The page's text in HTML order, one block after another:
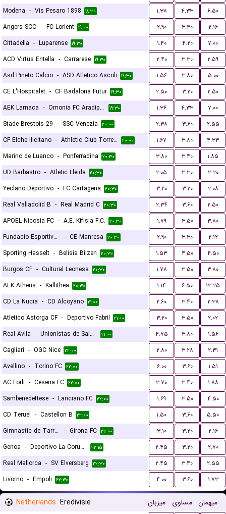
Modena - Vis Pesaro 1898 ۱۸:۳۰ ۱.۳۸ ۴.۳۳
۶.۵۰
Angers SCO - FC Lorient ۱۹:۰۰ ۲.۹۰ ۳.۴۰
۲.۱۶
Cittadella - Luparense ۱۹:۳۰ ۱.۴۰ ۴.۲۰
۷.۰۰
ACD Virtus Entella - Carrarese ۱۹:۳۰ ۲.۴۰ ۳.۳۰
۲.۵۹
Asd Pineto Calcio - ASD Atletico Ascoli ۱۹:۳۰ ۱.۵۶ ۳.۸۰
۵.۰۰
CE L'Hospitalet - CF Badalona Futur ۱۹:۳۰ ۲.۵۰ ۳.۲۰
۲.۵۰
AEK Larnaca - Omonia FC Aradippou ۱۹:۳۰ ۱.۳۶ ۴.۳۳
۷.۰۰
Stade Brestois 29 - SSC Venezia ۲۰:۰۰ ۲.۳۸ ۳.۶۰
۲.۵۵
CF Elche Ilicitano - Athletic Club Torrellano ۲۰:۰۰ ۱.۶۷ ۳.۸۰
۴.۳۳
Marino de Luanco - Ponferradina ۲۰:۳۰ ۳.۸۰ ۳.۴۰
۱.۸۵
UD Barbastro - Atletic Lleida ۲۰:۳۰ ۲.۰۵ ۳.۳۰
۳.۲۰
Yeclano Deportivo - FC Cartagena ۲۰:۳۰ ۳.۲۰ ۳.۲۰
۲.۰۸
Real Valladolid B - Real Madrid C ۲۰:۳۰ ۲.۳۴ ۳.۶۰
۲.۵۰
APOEL Nicosia FC - A.E. Kifisia F.C. ۲۰:۳۰ ۱.۷۹ ۳.۵۰
۳.۸۰
Fundacio Esportiva Grama
- CE Manresa ۲۰:۳۰ ۲.۹۰ ۳.۳۰
۲.۱۲
Sporting Hasselt - Belisia Bilzen ۲۰:۳۰ ۱.۵۳ ۴.۵۰
۴.۵۰
Burgos CF - Cultural Leonesa ۲۰:۳۰ ۱.۷۸ ۳.۵۰
۳.۸۰
AEK Athens - Kallithea ۲۰:۳۰ ۱.۱۴ ۶.۵۰
۱۳.۲۵
CD La Nucia - CD Alcoyano ۲۱:۰۰ ۲.۶۰ ۳.۴۰
۲.۳۸
Atletico Astorga CF - Deportivo Fabril ۲۱:۰۰ ۳.۲۰ ۳.۵۰
۲.۰۲
Real Avila - Unionistas de Salamanca CF ۲۱:۰۰ ۴.۷۵ ۳.۸۰
۱.۵۶
Cagliari - OGC Nice ۲۲:۰۰ ۲.۸۰ ۳.۲۸
۲.۳۱
Avellino - Torino FC ۲۲:۰۰ ۶.۰۰ ۳.۶۰
۱.۵۱
AC Forli - Cesena FC ۲۲:۰۰ ۳.۷۰ ۳.۴۰
۱.۸۸
Sambenedettese - Lanciano FC ۲۲:۰۰ ۱.۶۹ ۳.۵۰
۴.۵۰
CD Teruel - Castellon B ۲۲:۰۰ ۱.۵۰ ۳.۶۰
۵.۵۰
Gimnastic de Tarragona
- Girona FC ۲۲:۰۰ ۳.۱۰ ۳.۲۰
۲.۱۶
Genoa - Deportivo La Coruna ۲۲:۱۵ ۲.۴۵ ۳.۲۰
۲.۷۰
Real Mallorca - SV Elversberg ۲۲:۳۰ ۲.۴۵ ۳.۴۰
۲.۵۵
Livorno - Empoli ۲۲:۳۰ ۴.۰۰ ۳.۶۰ ۱.۷۳
Netherlands Eredivisie میزبان مساوی میهمان